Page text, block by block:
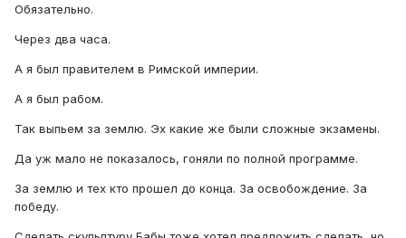
Обязательно.
Через два часа.
А я был правителем в Римской империи.
А я был рабом.
Так выпьем за землю. Эх какие же были сложные экзамены.
Да уж мало не показалось, гоняли по полной программе.
За землю и тех кто прошел до конца. За освобождение. За
победу.